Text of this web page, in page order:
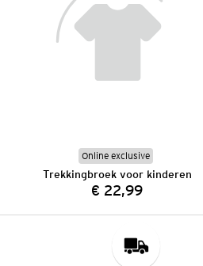
Online exclusive
Trekkingbroek voor kinderen
Prijs:
€ 22,99